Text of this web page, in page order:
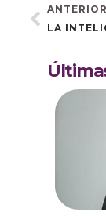
ANTERIOR